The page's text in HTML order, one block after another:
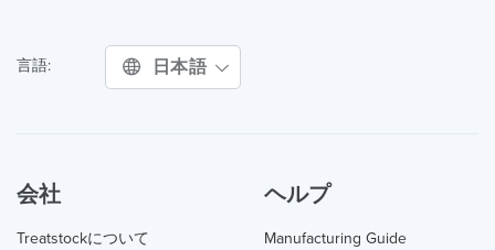
言語: 日本語
会社
Treatstockについて
ヘルプ
Manufacturing Guide